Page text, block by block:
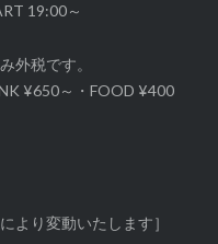
19:00～
外税です。
¥650～・FOOD ¥400
より変動いたします］